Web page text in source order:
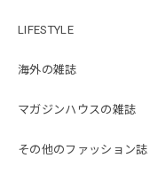
LIFESTYLE
海外の雑誌
マガジンハウスの雑誌
その他のファッション誌